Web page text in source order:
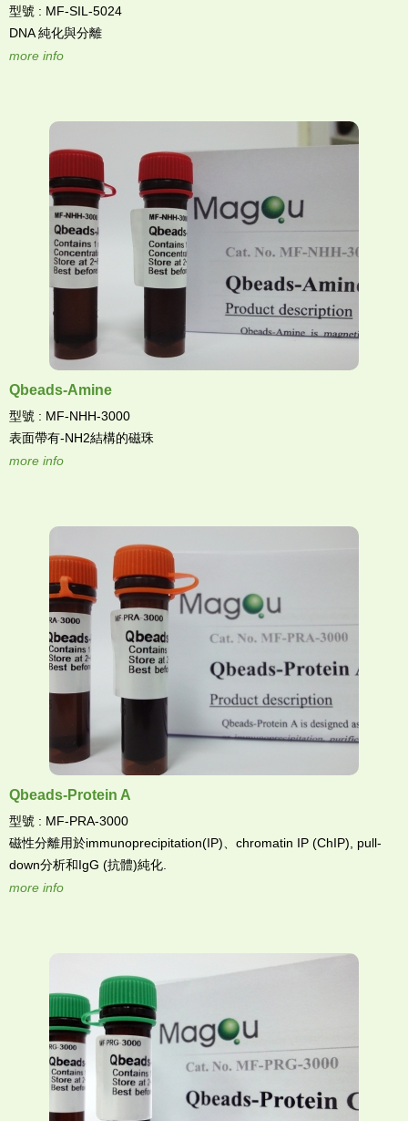
型號 : MF-SIL-5024
DNA 純化與分離
more info
Qbeads-Amine
型號 : MF-NHH-3000
表面帶有-NH2結構的磁珠
more info
Qbeads-Protein A
型號 : MF-PRA-3000
磁性分離用於immunoprecipitation(IP)、chromatin IP (ChIP), pull-
down分析和IgG (抗體)純化.
more info